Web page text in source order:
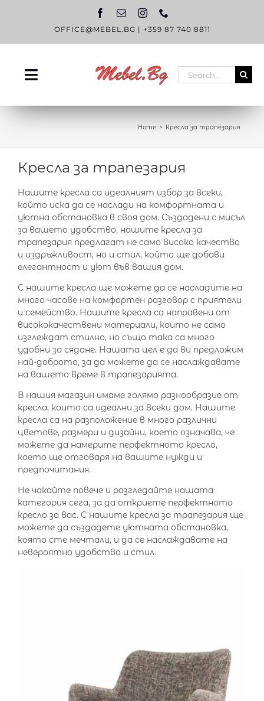
OFFICE@MEBEL.BG | +359 87 740 8811
Toggle
НАЧАЛО
OUTLET
ЗА НАС
БЛОГ
КОНТАКТИ
Search
for:
Home Кресла за трапезария
Кресла за трапезария
Нашите кресла са идеалният избор за всеки,
който иска да се наслади на комфортната и
уютна обстановка в своя дом. Създадени с мисъл
за вашето удобство, нашите кресла за
трапезария предлагат не само високо качество
и издръжливост, но и стил, който ще добави
елегантност и уют във вашия дом.
С нашите кресла ще можете да се насладите на
много часове на комфортен разговор с приятели
и семейство. Нашите кресла са направени от
висококачествени материали, които не само
изглеждат стилно, но също така са много
удобни за сядане. Нашата цел е да ви предложим
най-доброто, за да можете да се наслаждавате
на вашето време в трапезарията.
В нашия магазин имаме голямо разнообразие от
кресла, които са идеални за всеки дом. Нашите
кресла са на разположение в много различни
цветове, размери и дизайни, което означава, че
можете да намерите перфектното кресло,
което ще отговаря на вашите нужди и
предпочитания.
Не чакайте повече и разгледайте нашата
категория сега, за да откриете перфектното
кресло за вас. С нашите кресла за трапезария ще
можете да създадете уютната обстановка,
която сте мечтали, и да се наслаждавате на
невероятно удобство и стил.